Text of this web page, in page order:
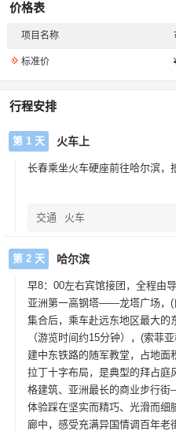
价格表
项目名称
标准价
行程安排
第 1 天 火车上
长春乘坐火车硬座前往哈尔滨，
交通 火车
第 2 天 哈尔滨
早8：00左右宾馆接团，全程由
亚洲第一高钢塔——龙塔广场，(
集合后，乘车赴远东地区最大
（游览时间约15分钟），(索菲
建中东铁路的随军教堂，占地面
拉丁十字布局，是典型的拜占庭
格建筑、亚洲最长的商业步行
体验踩在坚实而精巧、光滑而细
廊中，感受充满异国情调百年